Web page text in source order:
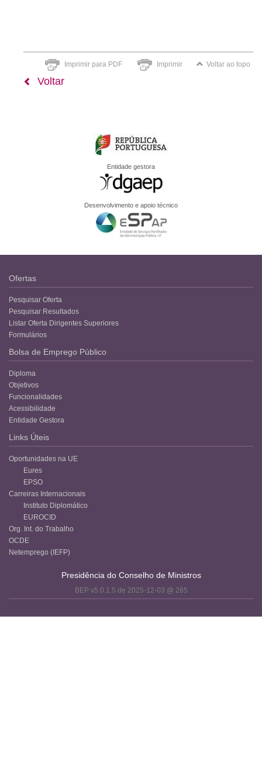
Imprimir para PDF Imprimir Voltar ao topo
Voltar
Entidade gestora
Desenvolvimento e apoio técnico
Ofertas
Pesquisar Oferta
Pesquisar Resultados
Listar Oferta Dirigentes Superiores
Formulários
Bolsa de Emprego Público
Diploma
Objetivos
Funcionalidades
Acessibilidade
Entidade Gestora
Links Úteis
Oportunidades na UE
Eures
EPSO
Carreiras Internacionais
Instituto Diplomático
EUROCID
Org. Int. do Trabalho
OCDE
Netemprego (IEFP)
Presidência do Conselho de Ministros
BEP v5.0.1.5 de 2025-12-03 @ 265